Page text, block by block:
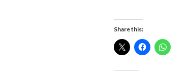
Share this: